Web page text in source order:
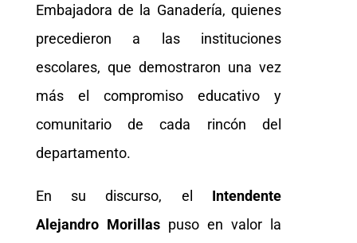
Embajadora de la Ganadería, quienes
precedieron a las instituciones
escolares, que demostraron una vez
más el compromiso educativo y
comunitario de cada rincón del
departamento.
En su discurso, el Intendente
Alejandro Morillaspuso en valor la